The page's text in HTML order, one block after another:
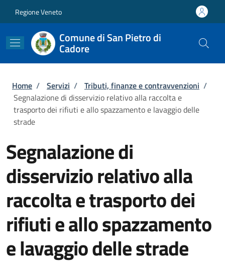
Regione Veneto
Comune di San Pietro di
Cadore
Briciole di pane
Home / Servizi / Tributi, finanze e contravvenzioni /
Segnalazione di disservizio relativo alla raccolta e
trasporto dei rifiuti e allo spazzamento e lavaggio delle
strade
Segnalazione di
disservizio relativo alla
raccolta e trasporto dei
rifiuti e allo spazzamento
e lavaggio delle strade